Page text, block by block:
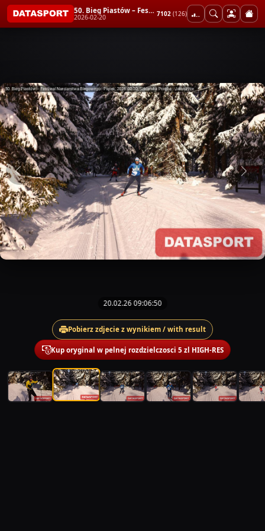
50. Bieg Piastów – Festiwal Narciarstwa Biegowego - Piątek
2026-02-20 7102 (126)
20.02.26 09:06:50
Pobierz zdjecie z wynikiem / with result
Kup oryginal w pelnej rozdzielczosci 5 zl HIGH-RES